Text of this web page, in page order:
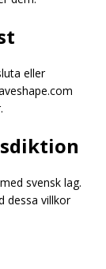
eller
svensk lag.
dessa villkor